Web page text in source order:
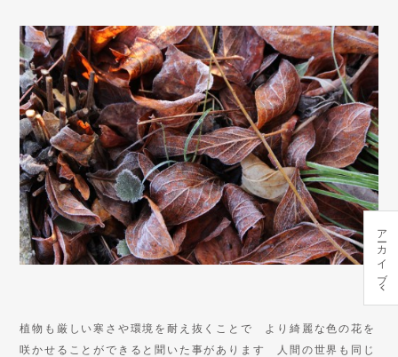
植物も厳しい寒さや環境を耐え抜くことで より綺麗な色の花を
咲かせることができると聞いた事があります 人間の世界も同じ
アーカイブ